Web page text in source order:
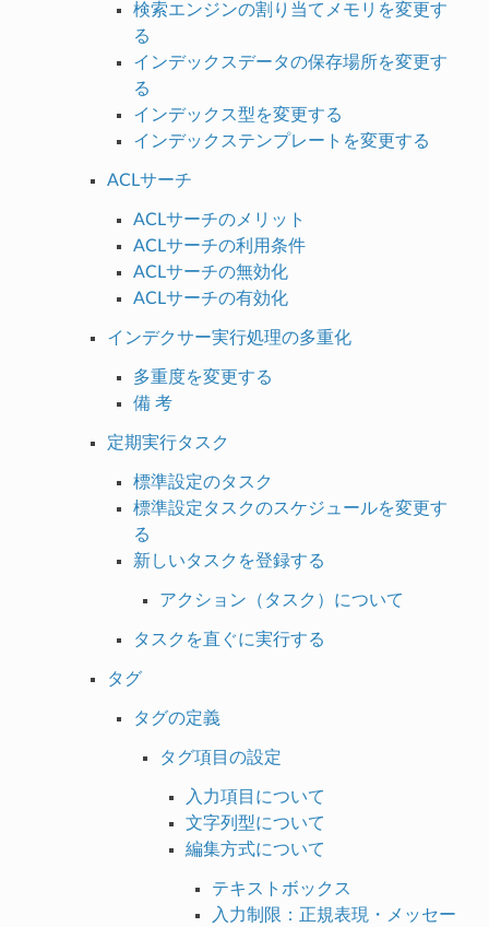
検索エンジンの割り当てメモリを変更す
る
インデックスデータの保存場所を変更す
る
インデックス型を変更する
インデックステンプレートを変更する
ACLサーチ
ACLサーチのメリット
ACLサーチの利用条件
ACLサーチの無効化
ACLサーチの有効化
インデクサー実行処理の多重化
多重度を変更する
備 考
定期実行タスク
標準設定のタスク
標準設定タスクのスケジュールを変更す
る
新しいタスクを登録する
アクション（タスク）について
タスクを直ぐに実行する
タグ
タグの定義
タグ項目の設定
入力項目について
文字列型について
編集方式について
テキストボックス
入力制限：正規表現・メッセー